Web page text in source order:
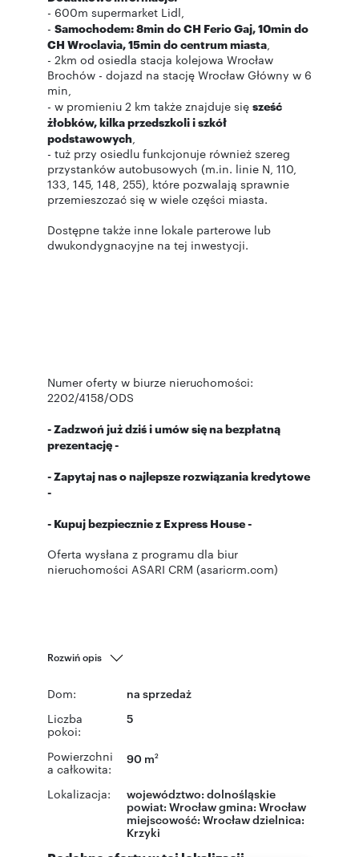
- 600m supermarket Lidl,
- Samochodem: 8min do CH Ferio Gaj, 10min do
CH Wroclavia, 15min do centrum miasta,
- 2km od osiedla stacja kolejowa Wrocław
Brochów - dojazd na stację Wrocław Główny w 6
min,
- w promieniu 2 km także znajduje się sześć
żłobków, kilka przedszkoli i szkół
podstawowych,
- tuż przy osiedlu funkcjonuje również szereg
przystanków autobusowych (m.in. linie N, 110,
133, 145, 148, 255), które pozwalają sprawnie
przemieszczać się w wiele części miasta.
Dostępne także inne lokale parterowe lub
dwukondygnacyjne na tej inwestycji.
Numer oferty w biurze nieruchomości:
2202/4158/ODS
- Zadzwoń już dziś i umów się na bezpłatną
prezentację -
- Zapytaj nas o najlepsze rozwiązania kredytowe
-
- Kupuj bezpiecznie z Express House -
Oferta wysłana z programu dla biur
nieruchomości ASARI CRM (asaricrm.com)
Rozwiń opis
Dom: na sprzedaż
Liczba
pokoi:
5
Powierzchni
a całkowita:
90 m2
Lokalizacja: województwo: dolnośląskie
powiat: Wrocławgmina: Wrocław
miejscowość: Wrocławdzielnica:
Krzyki